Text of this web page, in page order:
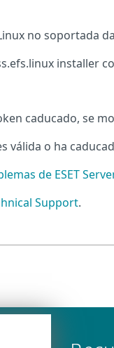
no soportada
installer
caducado, se
válida o ha
de ESET
Support.